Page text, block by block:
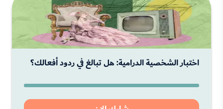
اختبار الشخصية الدرامية: هل تبالغ في ردود أفعالك؟